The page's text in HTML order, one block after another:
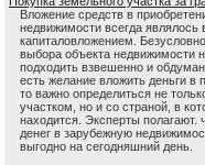
Вложение средств в
недвижимости всегда являлось
капиталовложением.
выбора объекта недвижимости
подходить взвешенно и
есть желание вложить деньги в
то важно определиться не
участком, но и со страной, в
находится. Эксперты полагают.
денег в зарубежную
выгодно на сегодняшний день.